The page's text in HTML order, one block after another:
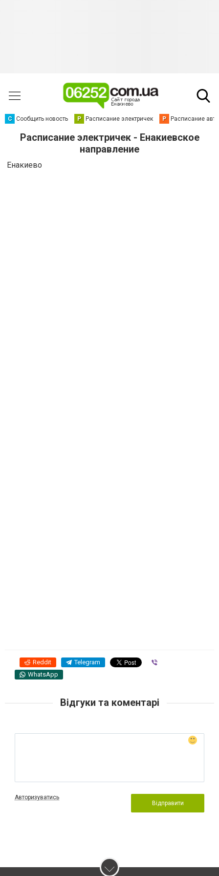
С Сообщить новость Р Расписание электричек Р Расписание
Расписание электричек - Енакиевское
направление
Енакиево
Reddit Telegram
WhatsApp
Відгуки та коментарі
Авторизуватись
Відправити